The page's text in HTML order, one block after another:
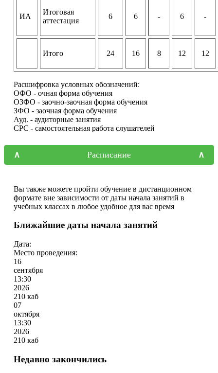
ИА
Итоговая
аттестация
6 6 - 6 -
Итого 24 16 8 12 12
Расшифровка условных обозначений:
ОФО - очная форма обучения
ОЗФО - заочно-заочная форма обучения
ЗФО - заочная форма обучения
Ауд. - аудиторные занятия
СРС - самостоятельная работа слушателей
Расписание
Вы также можете пройти обучение в дистанционном
формате вне зависимости от даты начала занятий в
учебных классах в любое удобное для вас время
Ближайшие даты начала занятий
Дата:
Место проведения:
16
сентября
13:30
2026
210 каб
07
октября
13:30
2026
210 каб
Недавно закончились